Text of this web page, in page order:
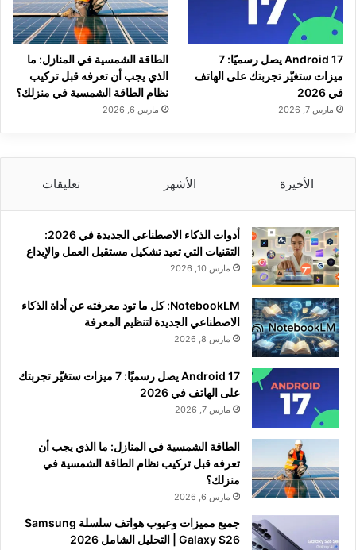
Android 17 يصل رسميًا: 7
ميزات ستغيّر تجربتك على الهاتف
في 2026
مارس 7, 2026
الطاقة الشمسية في المنازل: ما
الذي يجب أن تعرفه قبل تركيب
نظام الطاقة الشمسية في منزلك؟
مارس 6, 2026
الأخيرة الأشهر تعليقات
أدوات الذكاء الاصطناعي الجديدة في 2026:
التقنيات التي تعيد تشكيل مستقبل العمل والإبداع
مارس 10, 2026
NotebookLM: كل ما تود معرفته عن أداة الذكاء
الاصطناعي الجديدة لتنظيم المعرفة
مارس 8, 2026
Android 17 يصل رسميًا: 7 ميزات ستغيّر تجربتك
على الهاتف في 2026
مارس 7, 2026
الطاقة الشمسية في المنازل: ما الذي يجب أن
تعرفه قبل تركيب نظام الطاقة الشمسية في
منزلك؟
مارس 6, 2026
جميع مميزات وعيوب هواتف سلسلة Samsung
Galaxy S26 | التحليل الشامل 2026